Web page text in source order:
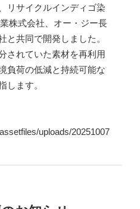
リサイクルインディゴ染
株式会社、オー・ジー長
と共同で開発しました。
されていた素材を再利用
負荷の低減と持続可能な
します。
uploads/20251007